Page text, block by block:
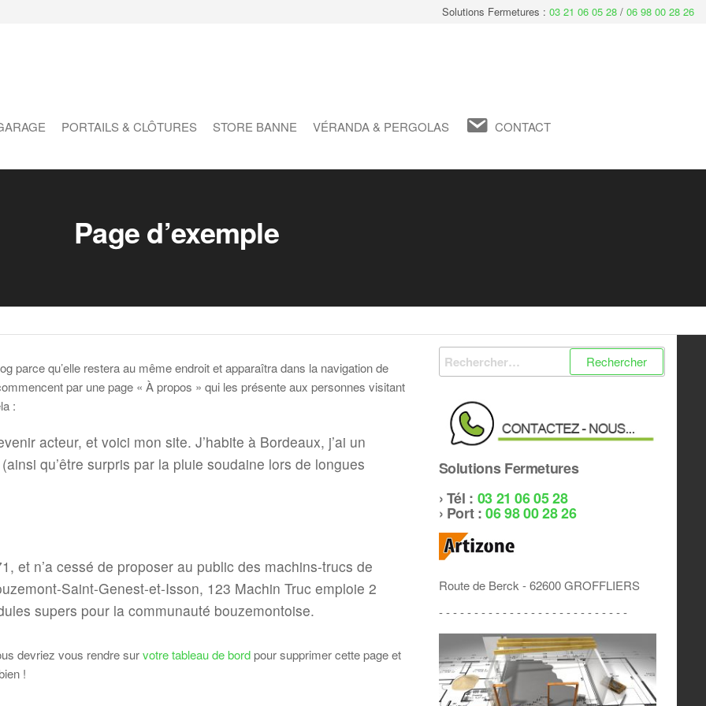
Solutions Fermetures : 03 21 06 05 28 / 06 98 00 28 26
PORTAILS & CLÔTURES STORE BANNE VÉRANDA & PERGOLAS CONTACT
Page d’exemple
parce qu’elle restera au même endroit et apparaîtra dans la navigation de
par une page « À propos » qui les présente aux personnes visitant
:
acteur, et voici mon site. J’habite à Bordeaux, j’ai un
qu’être surpris par la pluie soudaine lors de longues
et n’a cessé de proposer au public des machins-trucs de
Saint-Genest-et-Isson, 123 Machin Truc emploie 2
supers pour la communauté bouzemontoise.
devriez vous rendre survotre tableau de bordpour supprimer cette page et
!
Rechercher :
Solutions Fermetures
› Tél : 03 21 06 05 28
› Port :06 98 00 28 26
Route de Berck - 62600 GROFFLIERS
- - - - - - - - - - - - - - - - - - - - - - - - - - -